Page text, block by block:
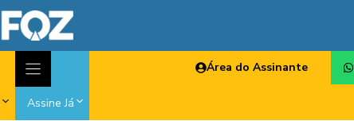
Assine Já
Área do Assinante